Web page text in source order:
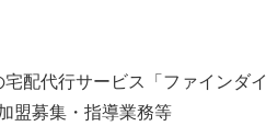
配代行サービス「ファインダイ
盟募集・指導業務等